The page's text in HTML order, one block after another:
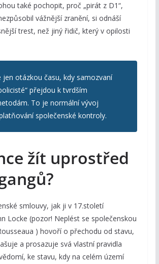
také pochopit, proč „pirát z D1“,
vážnější zranění, si odnáší
trest, než jiný řidič, který v opilosti
jen otázkou času, kdy samozvaní
přejdou k tvrdším
To je normální vývoj
společenské kontroly.
žít uprostřed
smlouvy, jak ji v 17.století
Locke (pozor! Neplést se společenskou
) hovoří o přechodu od stavu,
a prosazuje svá vlastní pravidla
ke stavu, kdy na celém území